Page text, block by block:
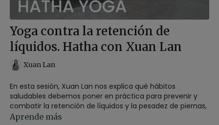
Yoga contra la retención de
líquidos. Hatha con Xuan Lan
Xuan Lan
En esta sesión, Xuan Lan nos explica qué hábitos
saludables debemos poner en práctica para prevenir y
combatir la retención de líquidos y la pesadez de piernas,
además de acompañarnos en una clase de hatha suave
Aprende más